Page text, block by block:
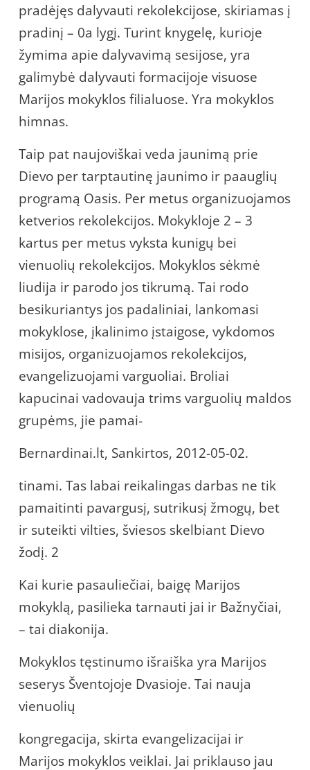
pradėjęs dalyvauti rekolekcijose, skiriamas į
pradinį – 0a lygį. Turint knygelę, kurioje
žymima apie dalyvavimą sesijose, yra
galimybė dalyvauti formacijoje visuose
Marijos mokyklos filialuose. Yra mokyklos
himnas.
Taip pat naujoviškai veda jaunimą prie
Dievo per tarptautinę jaunimo ir paauglių
programą Oasis. Per metus organizuojamos
ketverios rekolekcijos. Mokykloje 2 – 3
kartus per metus vyksta kunigų bei
vienuolių rekolekcijos. Mokyklos sėkmė
liudija ir parodo jos tikrumą. Tai rodo
besikuriantys jos padaliniai, lankomasi
mokyklose, įkalinimo įstaigose, vykdomos
misijos, organizuojamos rekolekcijos,
evangelizuojami varguoliai. Broliai
kapucinai vadovauja trims varguolių maldos
grupėms, jie pamai-
Bernardinai.lt, Sankirtos, 2012-05-02.
tinami. Tas labai reikalingas darbas ne tik
pamaitinti pavargusį, sutrikusį žmogų, bet
ir suteikti vilties, šviesos skelbiant Dievo
žodį. 2
Kai kurie pasauliečiai, baigę Marijos
mokyklą, pasilieka tarnauti jai ir Bažnyčiai,
– tai diakonija.
Mokyklos tęstinumo išraiška yra Marijos
seserys Šventojoje Dvasioje. Tai nauja
vienuolių
kongregacija, skirta evangelizacijai ir
Marijos mokyklos veiklai. Jai priklauso jau